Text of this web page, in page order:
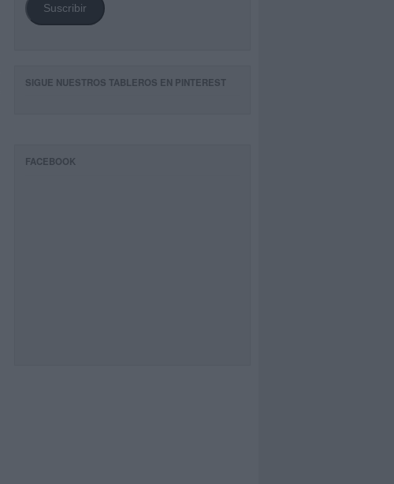
Suscribir
SIGUE NUESTROS TABLEROS EN PINTEREST
FACEBOOK